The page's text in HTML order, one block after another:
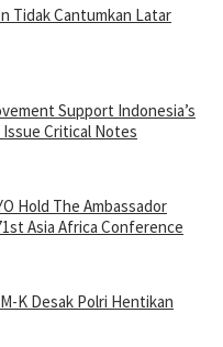
Tidak Cantumkan Latar
Support Indonesia’s
Critical Notes
Hold The Ambassador
Asia Africa Conference
K Desak Polri Hentikan